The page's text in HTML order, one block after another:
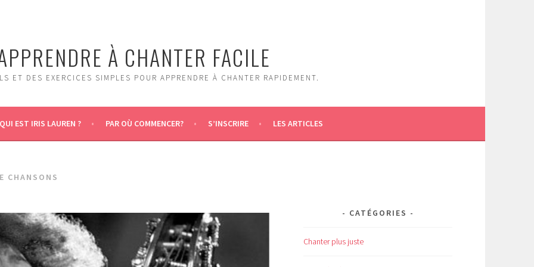
À CHANTER FACILE
ET DES EXERCICES SIMPLES POUR APPRENDRE À CHANTER RAPIDEMENT.
QUI EST IRIS LAUREN ? PAR OÙ COMMENCER? S’INSCRIRE LES ARTICLES
CHANSONS
CATÉGORIES
Chanter plus juste